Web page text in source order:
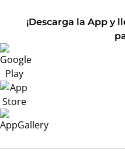
¡Descarga la App y